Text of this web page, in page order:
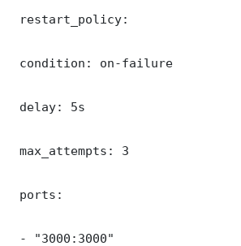
restart_policy:
condition: on-failure
delay: 5s
max_attempts: 3
ports:
- "3000:3000"